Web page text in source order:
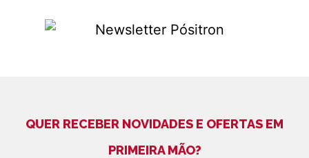
QUER RECEBER NOVIDADES E OFERTAS EM
PRIMEIRA MÃO?